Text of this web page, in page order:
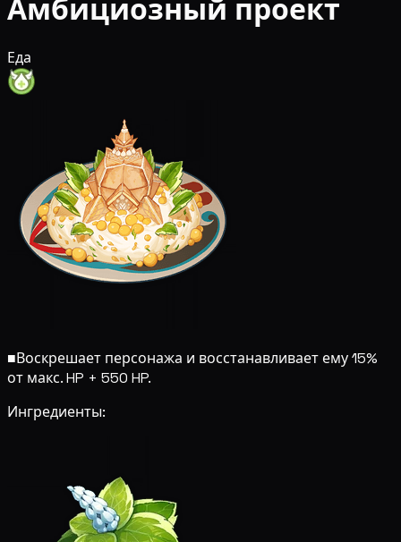
Амбициозный проект
Еда
■Воскрешает персонажа и восстанавливает ему 15%
от макс. HP + 550 HP.
Ингредиенты: